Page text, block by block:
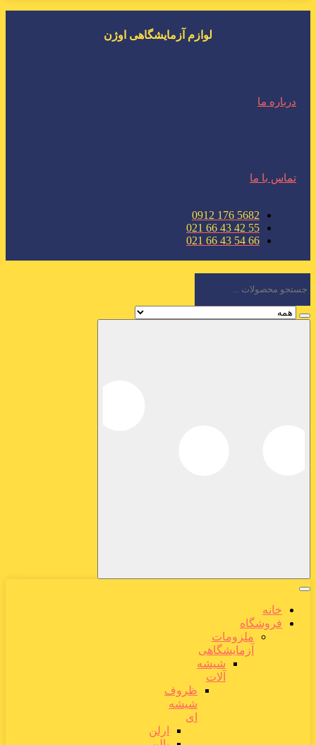
لوازم آزمایشگاهی اوژن
درباره ما
تماس با ما
5682 176 0912
55 42 43 66 021
66 54 43 66 021
خانه
فروشگاه
ملزومات
آزمایشگاهی
شیشه
آلات
ظروف
شیشه
ای
ارلن